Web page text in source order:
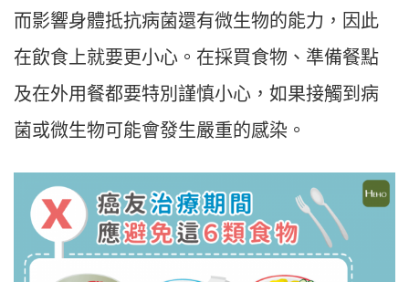
而影響身體抵抗病菌還有微生物的能力，因此
在飲食上就要更小心。在採買食物、準備餐點
及在外用餐都要特別謹慎小心，如果接觸到病
菌或微生物可能會發生嚴重的感染。